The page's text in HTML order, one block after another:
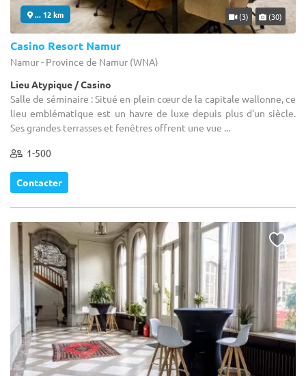
... 12 km (3) (30)
Casino Resort Namur
Namur - Province de Namur (WNA)
Lieu Atypique / Casino
Salle de séminaire : Situé en plein cœur de la capitale wallonne, ce
lieu emblématique est un havre de luxe depuis plus d'un siècle.
Ses grandes terrasses et fenêtres offrent une vue ...
1-500
Contacter